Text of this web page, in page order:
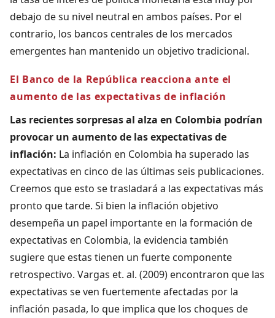
debajo de su nivel neutral en ambos países. Por el
contrario, los bancos centrales de los mercados
emergentes han mantenido un objetivo tradicional.
El Banco de la República reacciona ante el
aumento de las expectativas de inflación
Las recientes sorpresas al alza en Colombia podrían
provocar un aumento de las expectativas de
inflación: La inflación en Colombia ha superado las
expectativas en cinco de las últimas seis publicaciones.
Creemos que esto se trasladará a las expectativas más
pronto que tarde. Si bien la inflación objetivo
desempeña un papel importante en la formación de
expectativas en Colombia, la evidencia también
sugiere que estas tienen un fuerte componente
retrospectivo. Vargas et. al. (2009) encontraron que las
expectativas se ven fuertemente afectadas por la
inflación pasada, lo que implica que los choques de